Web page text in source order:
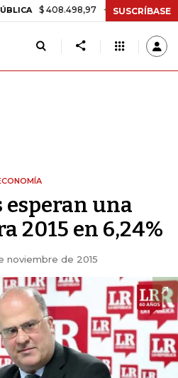
$ 408.498,97 +$ 8.753,81 +2,19%
SUSCRÍBASE
una
2015 en 6,24%
noviembre de 2015